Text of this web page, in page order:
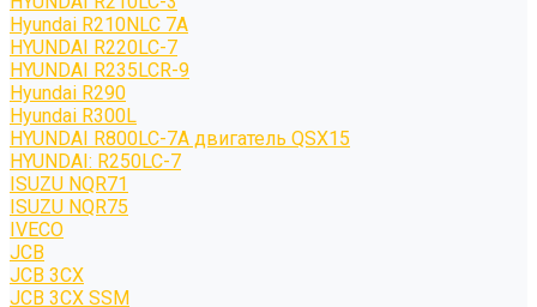
Hyundai R210NLC 7A
HYUNDAI R220LC-7
HYUNDAI R235LCR-9
Hyundai R290
Hyundai R300L
HYUNDAI R800LC-7A двигатель QSX15
HYUNDAI: R250LC-7
ISUZU NQR71
ISUZU NQR75
IVECO
JCB
JCB 3CX
JCB 3CX SSM